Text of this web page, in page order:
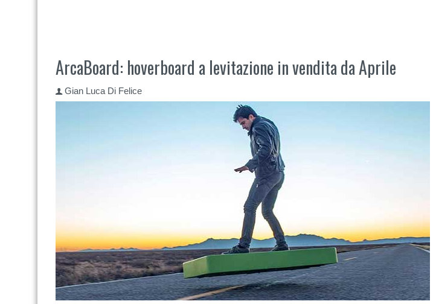
ArcaBoard: hoverboard a levitazione in vendita da Aprile
Gian Luca Di Felice